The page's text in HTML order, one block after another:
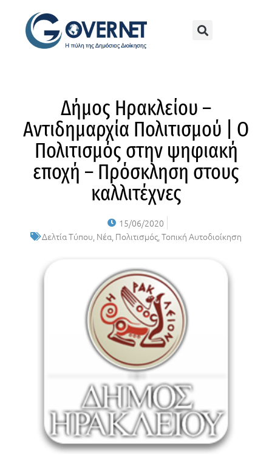
Δήμος Ηρακλείου –
Αντιδημαρχία Πολιτισμού | Ο
Πολιτισμός στην ψηφιακή
εποχή – Πρόσκληση στους
καλλιτέχνες
15/06/2020
Δελτία Τύπου Νέα Πολιτισμός Τοπική Αυτοδιοίκηση